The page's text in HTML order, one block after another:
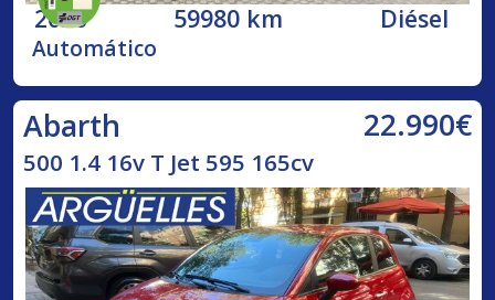
2020 59980 km Diésel
Automático
Abarth 22.990€
500 1.4 16v T Jet 595 165cv